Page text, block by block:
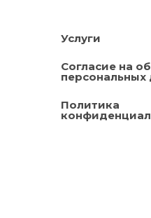
Услуги
Согласие на
персональных
Политика